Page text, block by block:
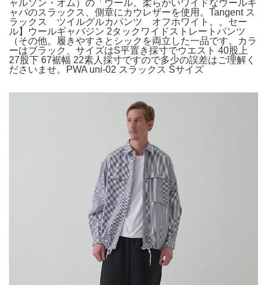
ャルソン・オム）の「ウール。柔らかいワイドなウールギ
ャバのスラックス、側章にカウレザーを使用。Tangent ス
ラックス ツイルグルカパンツ オフホワイト。。セー
ル】ウールギャバジン 2タックワイドストレートパンツ
（その他。履きやすさとシックを両立した一品です。カラ
ーはブラック、サイズはS平置き採寸でウエスト 40股上
27股下 67裾幅 22素人採寸ですので多少の誤差はご理解く
ださいませ。PWA uni-02 スラックス Sサイズ